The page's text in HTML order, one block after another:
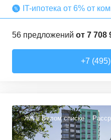
IT-ипотека от 6% от
56 предложений от 7 708
34,71–49,54м²
2-комн. кв.
+7
ЖК в Белом списке